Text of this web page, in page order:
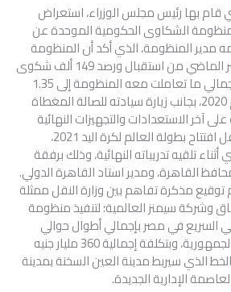
قام بها رئيس مجلس الوزراء، استعراض
الشكاوى الحكومية الموحدة عن
قدمه مدير المنظومة، الذي أكد أن المنظومة
تمكنت خلال شهر ديسمبر الماضي من استقبال ورصد 149 ألف شكوى
وطلب واستغاثة، ليصل إجمالي ما تعاملت معه المنظومة إلى 1.35
مليون شكوى خلال عام 2020، بجانب زيارة سيادته للصالة المغطاة
آخر الاستعدادات والتجهيزات النهائية
بالصالة، التي ستشهد حفل افتتاح بطولة العالم لكرة اليد 2021،
تلقيه تدريباته النهائية، وذلك برفقة
القاهرة، ومدير استاد القاهرة الدولي.
مذكرة تفاهم بين وزارة النقل ممثلة
وشركة سيمنز العالمية؛ لتنفيذ منظومة
السريع في مصر بإجمالي أطوال حوالي
1000 كم على مستوى الجمهورية، وبتكلفة إجمالية 360 مليار جنيه
الذي سيربط مدينة العين السخنة بمدينة
الإدارية الجديدة.